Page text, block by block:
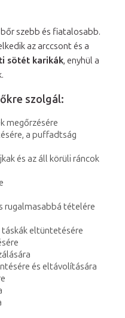
szebb és fiatalosabb.
az arccsont és a
sötét karikák, enyhül a
szolgál:
megőrzésére
a puffadtság
és az áll körüli ráncok
rugalmasabbá tételére
eltüntetésére
és eltávolítására